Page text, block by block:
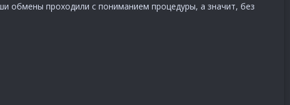
проходили с пониманием процедуры, а значит, без